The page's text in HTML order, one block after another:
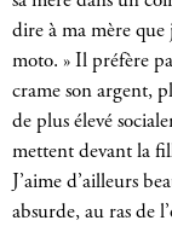
dire à ma mère que
moto. » Il préfère
crame son argent,
de plus élevé
mettent devant la
J’aime d’ailleurs
absurde, au ras de